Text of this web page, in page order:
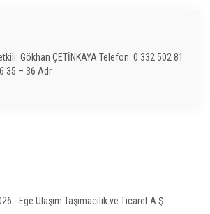
Gökhan ÇETİNKAYA Telefon: 0 332 502 81
35 – 36 Adr
- Ege Ulaşım Taşımacılık ve Ticaret A.Ş.